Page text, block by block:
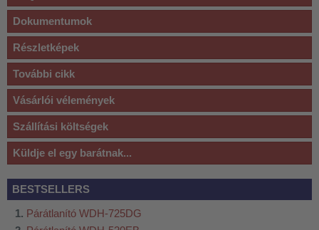
Dokumentumok
Részletképek
További cikk
Vásárlói vélemények
Szállítási költségek
Küldje el egy barátnak...
BESTSELLERS
Párátlanító WDH-725DG